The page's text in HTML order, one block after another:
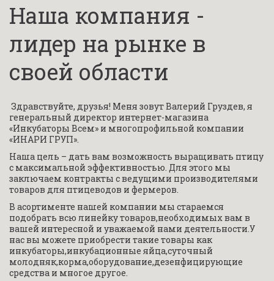
контракты"
на веденение и
развитие подсобного
хозяйства (ЛПХ).
Предоставляем
документы,
подтверждающие
ПОДРОБНЕЕ
Наша компания -
лидер на рынке в
своей области
Здравствуйте, друзья! Меня зовут Валерий Груздев, я
генеральный директор интернет-магазина
«Инкубаторы Всем» и многопрофильной компании
«ИНАРИ ГРУП».
Наша цель – дать вам возможность выращивать птицу
с максимальной эффективностью. Для этого мы
заключаем контракты с ведущими производителями
товаров для птицеводов и фермеров.
В асортименте нашей компании мы стараемся
подобрать всю линейку товаров,необходимых вам в
вашей интересной и уважаемой нами деятельности.У
нас вы можете приобрести такие товары как
инкубаторы,инкубационные яйца,суточный
молодняк,корма,оборудование,дезенфицирующие
средства и многое другое.